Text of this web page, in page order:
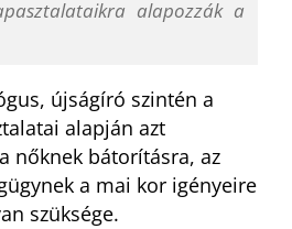
alapozzák a
újságíró szintén a
alapján azt
nőknek bátorításra, az
a mai kor igényeire
szüksége.